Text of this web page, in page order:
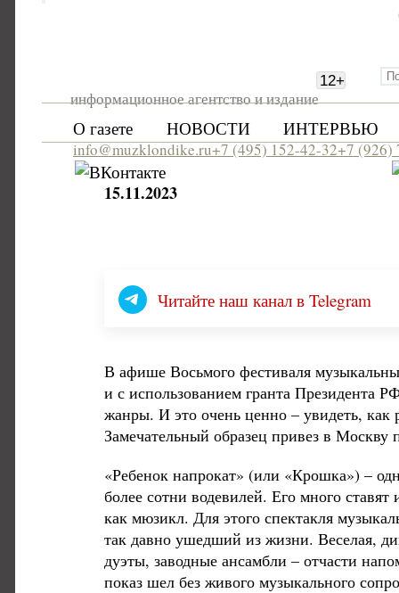
информационное агентство и издание
12+
О газете НОВОСТИ ИНТЕРВЬЮ
info@muzklondike.ru+7 (495) 152-42-32+7 (926)
15.11.2023
Читайте наш канал в Telegram
В афише Восьмого фестиваля
и с использованием гранта Президента
жанры. И это очень ценно – увидеть,
Замечательный образец привез в Москву
«Ребенок напрокат» (или «Крошка») –
более сотни водевилей. Его много
как мюзикл. Для этого спектакля
так давно ушедший из жизни. Веселая,
дуэты, заводные ансамбли – отчасти
показ шел без живого музыкального